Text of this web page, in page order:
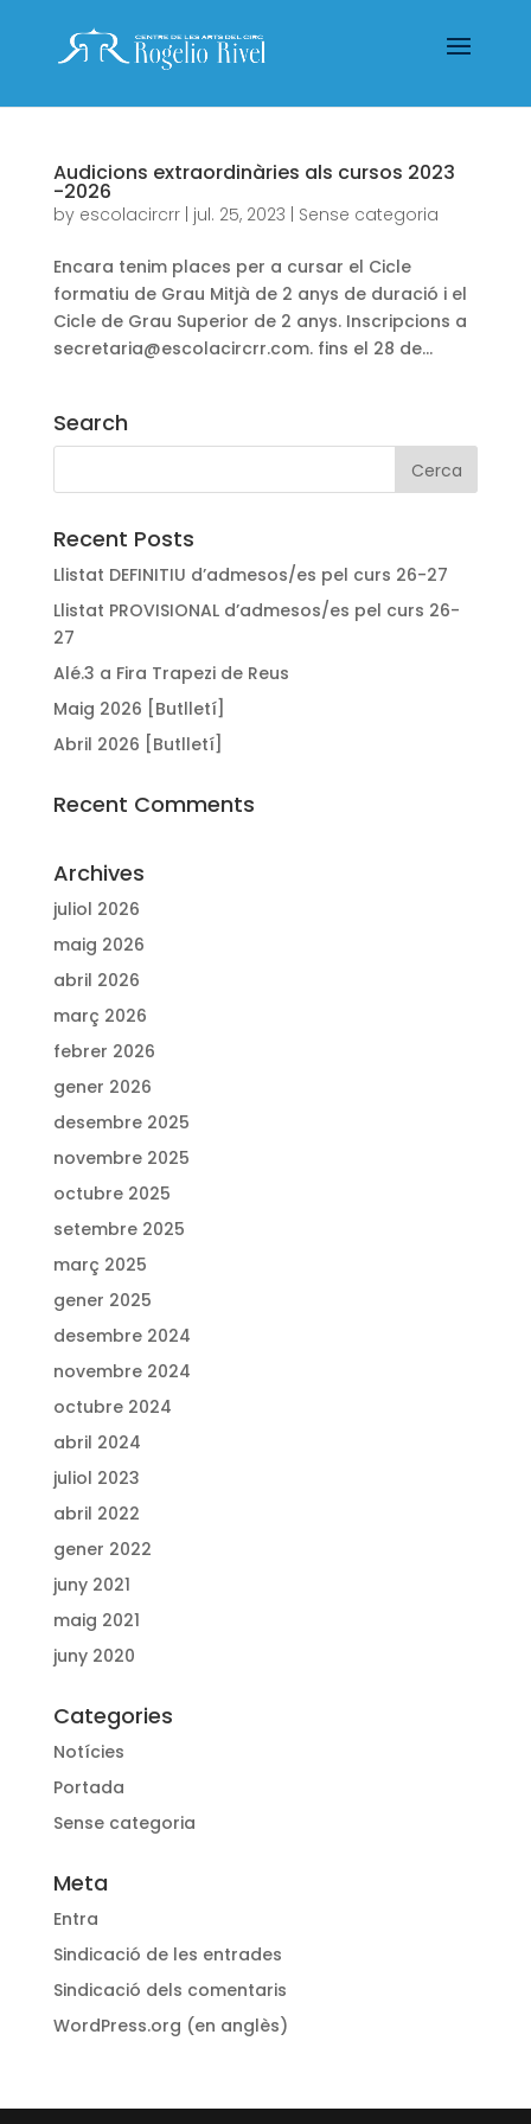
Audicions extraordinàries als cursos 2023
-2026
by escolacircrr| jul. 25, 2023 Sense categoria
Encara tenim places per a cursar el Cicle
formatiu de Grau Mitjà de 2 anys de duració i el
Cicle de Grau Superior de 2 anys. Inscripcions a
secretaria@escolacircrr.com. fins el 28 de...
Search
Recent Posts
Llistat DEFINITIU d’admesos/es pel curs 26-27
Llistat PROVISIONAL d’admesos/es pel curs 26-
27
Alé.3 a Fira Trapezi de Reus
Maig 2026 [Butlletí]
Abril 2026 [Butlletí]
Recent Comments
Archives
juliol 2026
maig 2026
abril 2026
març 2026
febrer 2026
gener 2026
desembre 2025
novembre 2025
octubre 2025
setembre 2025
març 2025
gener 2025
desembre 2024
novembre 2024
octubre 2024
abril 2024
juliol 2023
abril 2022
gener 2022
juny 2021
maig 2021
juny 2020
Categories
Notícies
Portada
Sense categoria
Meta
Entra
Sindicació de les entrades
Sindicació dels comentaris
WordPress.org (en anglès)